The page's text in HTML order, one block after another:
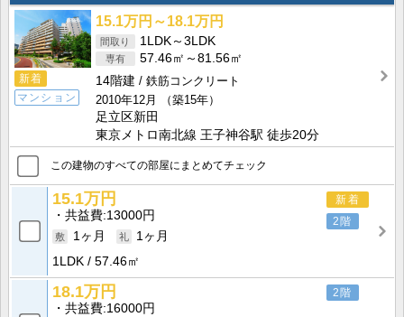
新着
マンション
15.1万円～18.1万円
1LDK～3LDK
57.46㎡～81.56㎡
14階建
鉄筋コンクリート
2010年12月
（築15年）
足立区新田
東京メトロ南北線 王子神谷駅 徒歩20分
この建物のすべての部屋にまとめてチェック
新着
2階
15.1万円
共益費 13000円
1ヶ月
1ヶ月
1LDK
57.46㎡
2階
18.1万円
共益費 16000円